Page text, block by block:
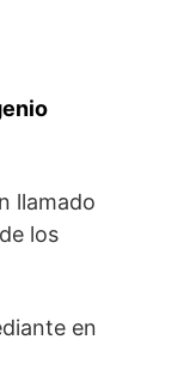
llamado
los
en